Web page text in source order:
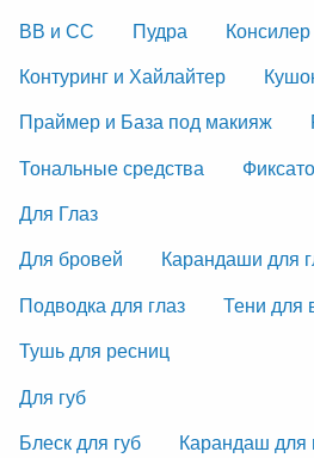
ВВ и СС
Пудра
Консилер
Контуринг и Хайлайтер
Праймер и База под макияж
Тональные средства
Для Глаз
Для бровей
Карандаши для
Подводка для глаз
Тени для
Тушь для ресниц
Для губ
Блеск для губ
Карандаш для